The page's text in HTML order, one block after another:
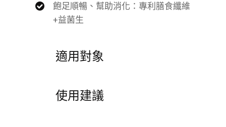
飽足順暢、幫助消化：專利膳食纖維
+益菌生
適用對象
使用建議